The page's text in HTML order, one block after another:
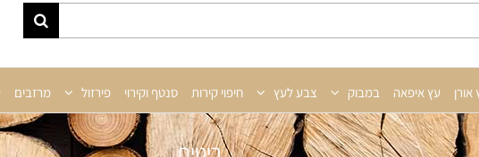
אורן עץ איפאה במבוק צבע לעץ חיפוי קירות סנטף וקירוי פירזול מרזבים